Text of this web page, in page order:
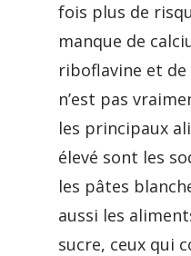
fois plus de
manque de
riboflavine et de
n’est pas
les principaux
élevé sont les
les pâtes
aussi les
sucre, ceux qui